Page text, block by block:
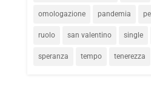
omologazione pandemia
ruolo san valentino single
speranza tempo tenerezza